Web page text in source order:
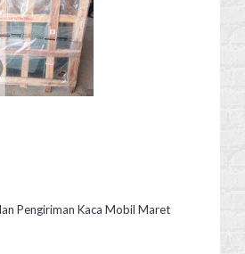
Pengiriman Kaca Mobil Maret